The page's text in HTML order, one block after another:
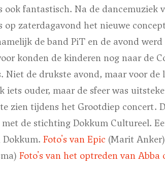
ook fantastisch. Na de dancemuziek
op zaterdagavond het nieuwe
de band PiT en de avond
konden de kinderen nog naar de
Niet de drukste avond, maar voor de
iets ouder, maar de sfeer was
zien tijdens het Grootdiep concert.
de stichting Dokkum Cultureel.
Foto's van Epic (Marit Anker)
Foto's van het optreden van Abba